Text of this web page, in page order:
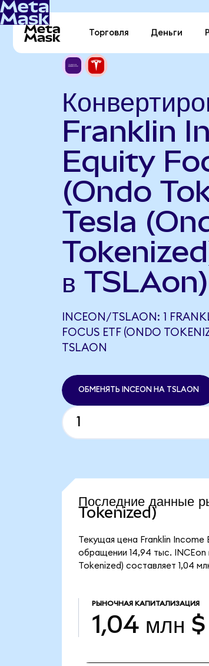
Торговля Деньги
Franklin
Equity
(Ondo
Tesla
в TSLAon)
INCEON/TSLAON: 1
FOCUS ETF (ONDO
TSLAON
ОБМЕНЯТЬ INCEON НА TSLAON
Последние
Tokenized)
Текущая цена Franklin Income
обращении 14,94 тыс. INCEon
Tokenized) составляет 1,04
РЫНОЧНАЯ КАПИТАЛИЗАЦИЯ
1,04 млн $